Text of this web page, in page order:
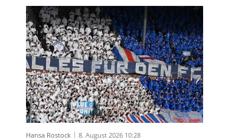
Hansa Rostock 8. August 2026 10:28